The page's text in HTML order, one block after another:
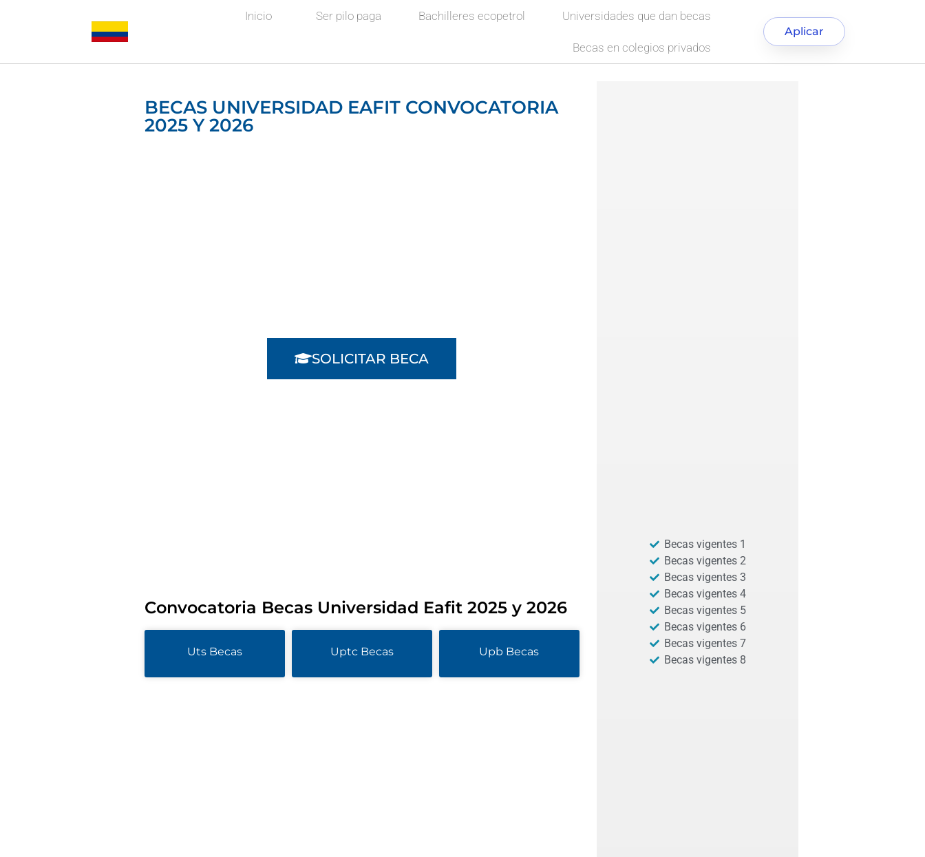
Inicio Ser pilo paga Bachilleres ecopetrol Universidades que dan becas
Becas en colegios privados
Aplicar
BECAS UNIVERSIDAD EAFIT CONVOCATORIA
2025 Y 2026
SOLICITAR BECA
Convocatoria Becas Universidad Eafit 2025 y 2026
Uts Becas Uptc Becas Upb Becas
Becas vigentes 1
Becas vigentes 2
Becas vigentes 3
Becas vigentes 4
Becas vigentes 5
Becas vigentes 6
Becas vigentes 7
Becas vigentes 8